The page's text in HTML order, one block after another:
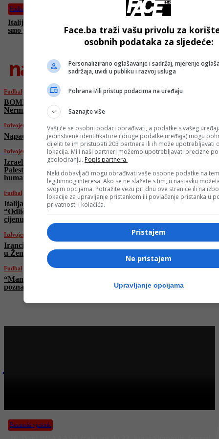
Fudbal
Italijanska legenda o Džekinom transferu: “Odličan potez! Mi
smo ga htjeli po svaku cijenu!”
najnovije
Fudbal
BOMBA u Bordo klubu: Na Koševo stiže
Nermin Mujkić
Izdvojeno
Napadnuta bolnica u Teheranu
Izdvojeno
Izrael bez ikakve milosti! I danas ubijeni
Palestinci koji su čekali u redu za
humanitarnu pomoć
Fudbal
Italijanska legenda o Džekinom transferu:
“Odličan potez! Mi smo ga htjeli po svaku
cijenu!”
Izdvojeno
Iranci poslali poruku uoči ključnih razgovora
u Ženevi: “Spremni smo…”
Fudbal
“Manchester City” kažnjen s milion funti,
poznat i razlog
Bosanski vjestnik
Face.ba traži vašu privolu za
osobnih podataka za sljedeće:
Personalizirano oglašavanje i sadržaj, mjerenje
sadržaja, uvidi u publiku i razvoj usluga
Pohrana i/ili pristup podacima na uređaju
Saznajte više
Vaši će se osobni podaci obrađivati, a podatke s vašeg
jedinstvene identifikatore i druge podatke uređaja) mogu
dijeliti te im pristupati 203 partnera ili ih može upotrebljavati
lokacija. Mi i naši partneri možemo upotrebljavati precizne
geolociranju. Popis partnera.
Neki dobavljači mogu obrađivati vaše osobne podatke na
legitimnog interesa. Ako se ne slažete s tim, u nastavku
svojim opcijama. Potražite vezu pri dnu ove stranice ili na
lokacije za upravljanje pristankom ili povlačenje pristanka u
privatnosti i kolačića.
Pristajem
Ne pristajem
Upravljanje opcijama